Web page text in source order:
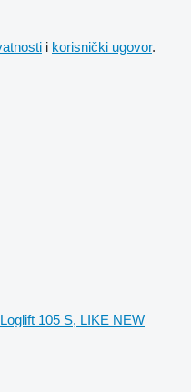
i korisnički ugovor.
105 S, LIKE NEW